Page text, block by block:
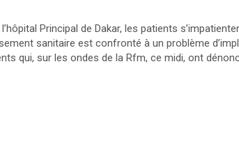
Principal de Dakar, les patients
sanitaire est confronté à un problème
qui, sur les ondes de la Rfm, ce midi, ont